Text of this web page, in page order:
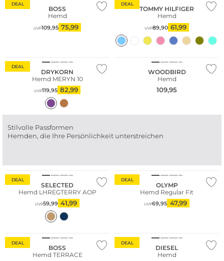
DEAL
BOSS
Hemd
UVP109,95 75,99
DEAL
TOMMY HILFIGER
Hemd
UVP89,90 61,99
DEAL
DRYKORN
Hemd MERYN 10
UVP119,95 82,99
WOODBIRD
Hemd
109,95
Stilvolle Passformen
Hemden, die Ihre Persönlichkeit unterstreichen
DEAL
SELECTED
Hemd LHREGTERRY AOP
UVP59,99 41,99
DEAL
OLYMP
Hemd Regular Fit
UVP69,95 47,99
DEAL
BOSS
Hemd TERRACE
DEAL
DIESEL
Hemd